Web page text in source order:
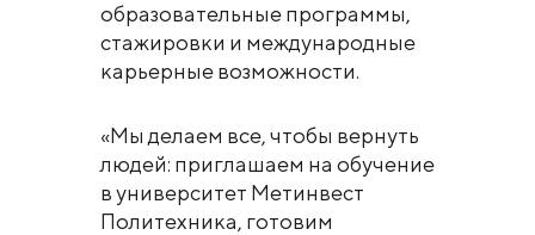
образовательные программы,
стажировки и международные
карьерные возможности.
«Мы делаем все, чтобы вернуть
людей: приглашаем на обучение
в университет Метинвест
Политехника, готовим